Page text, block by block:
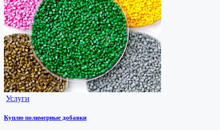
Услуги
Куплю полимерные добавки